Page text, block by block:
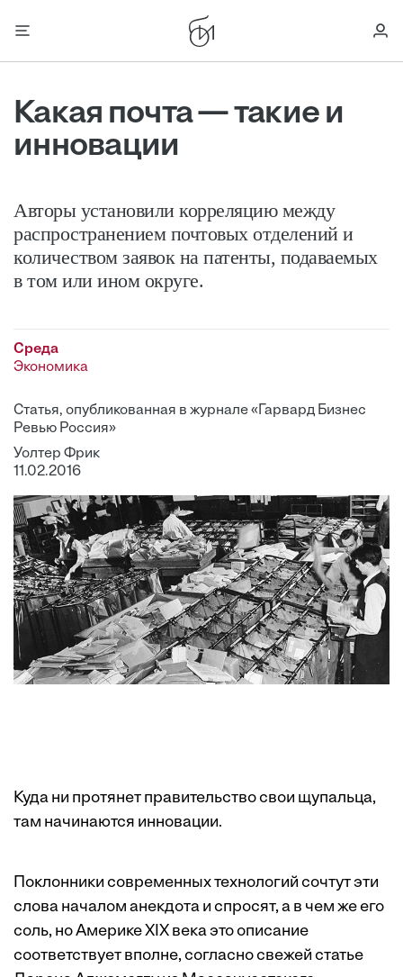
Какая почта — такие и
инновации
Авторы установили корреляцию между
распространением почтовых отделений и
количеством заявок на патенты, подаваемых
в том или ином округе.
Среда
Экономика
Статья, опубликованная в журнале «Гарвард Бизнес
Ревью Россия»
Уолтер Фрик
11.02.2016
Куда ни протянет правительство свои щупальца,
там начинаются инновации.
Поклонники современных технологий сочтут эти
слова началом анекдота и спросят, а в чем же его
соль, но Америке XIX века это описание
соответствует вполне, согласно свежей статье